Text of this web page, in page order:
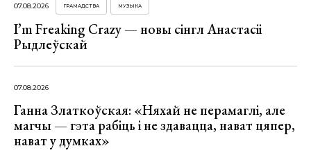
07.08.2026 ГРАМАДСТВА МУЗЫКА
I’m Freaking Crazy — новы сінгл Анастасіі
Рыдлеўскай
07.08.2026
Ганна Златкоўская: «Няхай не перамаглі, але
магчы — гэта рабіць і не здавацца, нават цяпер,
нават у думках»